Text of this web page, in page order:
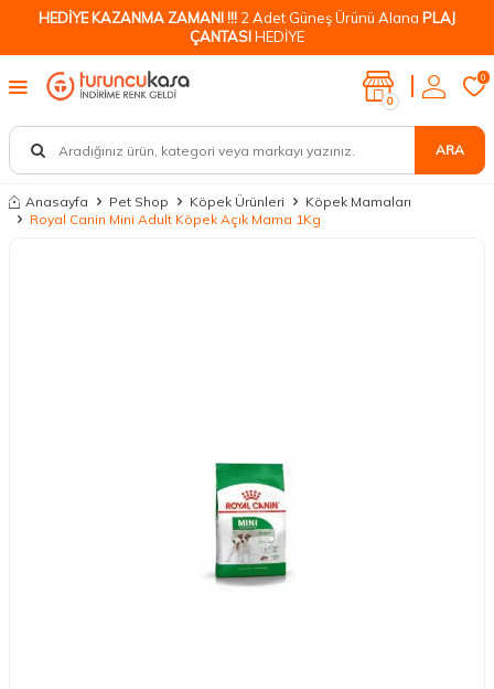
HEDİYE KAZANMA ZAMANI !!! 2 Adet Güneş Ürünü Alana PLAJ
ÇANTASIHEDİYE
ARA
0
0
Anasayfa Pet Shop Köpek Ürünleri
Köpek Mamaları
Royal Canin Mini Adult Köpek Açık Mama 1Kg